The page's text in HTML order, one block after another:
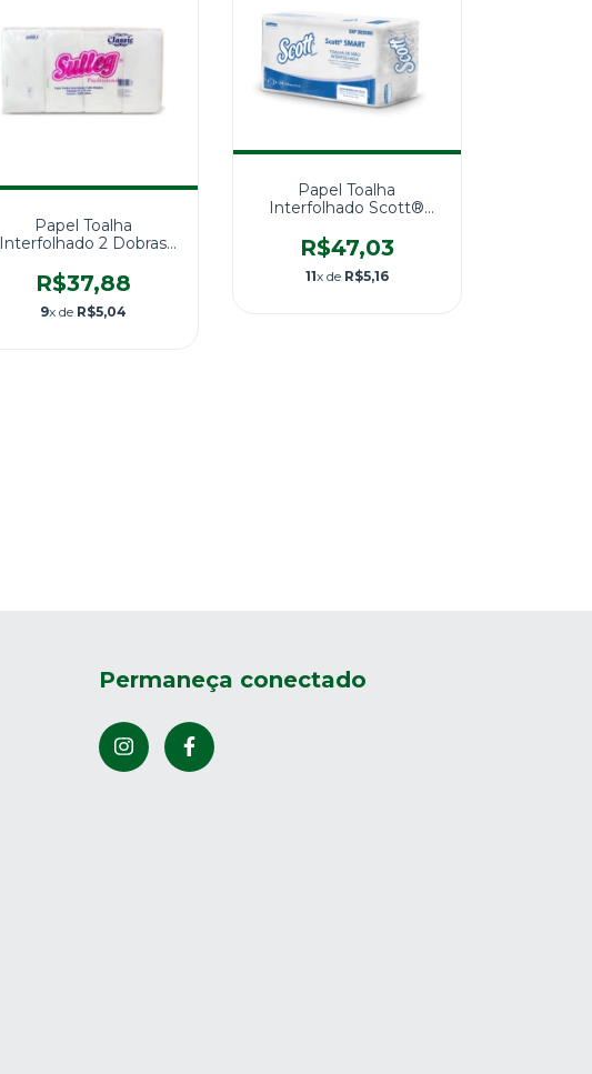
Papel Toalha
Interfolhado 2 Dobras
CLASSIC
R$37,88
9x de R$5,04
Papel Toalha
Interfolhado Scott®
1000 Folhas
R$47,03
11x de R$5,16
Permaneça conectado